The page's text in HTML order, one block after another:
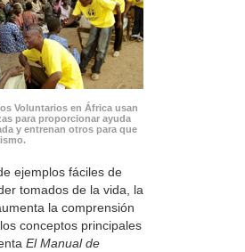
Voluntarios en África usan
para proporcionar ayuda
y entrenan otros para que
ejemplos fáciles de
tomados de la vida, la
la comprensión
conceptos principales
El Manual de